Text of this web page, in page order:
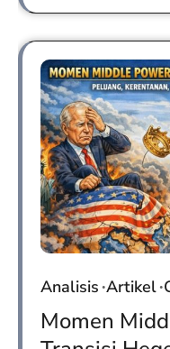
Analisis Artikel
Momen